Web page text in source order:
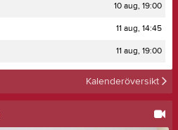
10 aug, 19:00
11 aug, 14:45
11 aug, 19:00
Kalenderöversikt